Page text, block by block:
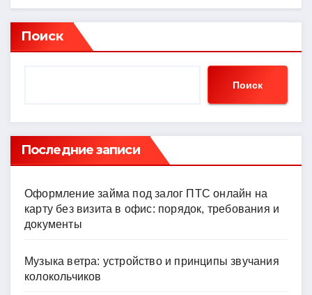
n
o
kl
ni
ki
at
s
A
er
e
a
р
в
ть
Поиск
Поиск
Последние записи
Оформление займа под залог ПТС онлайн на
карту без визита в офис: порядок, требования и
документы
Музыка ветра: устройство и принципы звучания
колокольчиков